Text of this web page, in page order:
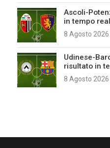
Ascoli-
in tempo
8 Agosto 2026
Udinese-
risultato in
8 Agosto 2026